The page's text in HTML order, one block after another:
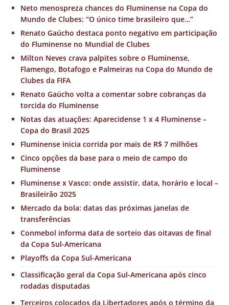
Neto menospreza chances do Fluminense na Copa do
Mundo de Clubes: “O único time brasileiro que…”
Renato Gaúcho destaca ponto negativo em participação
do Fluminense no Mundial de Clubes
Milton Neves crava palpites sobre o Fluminense,
Flamengo, Botafogo e Palmeiras na Copa do Mundo de
Clubes da FIFA
Renato Gaúcho volta a comentar sobre cobranças da
torcida do Fluminense
Notas das atuações: Aparecidense 1 x 4 Fluminense –
Copa do Brasil 2025
Fluminense inicia corrida por mais de R$ 7 milhões
Cinco opções da base para o meio de campo do
Fluminense
Fluminense x Vasco: onde assistir, data, horário e local –
Brasileirão 2025
Mercado da bola: datas das próximas janelas de
transferências
Conmebol informa data de sorteio das oitavas de final
da Copa Sul-Americana
Playoffs da Copa Sul-Americana
Classificação geral da Copa Sul-Americana após cinco
rodadas disputadas
Terceiros colocados da Libertadores após o término da